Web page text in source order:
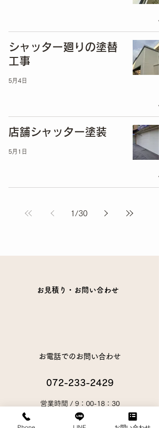
シャッター廻りの塗替
工事
5月4日
店舗シャッター塗装
5月1日
1 /30
お見積り・お問い合わせ
お電話でのお問い合わせ
072-233-2429
営業時間 / 9：00-18：30